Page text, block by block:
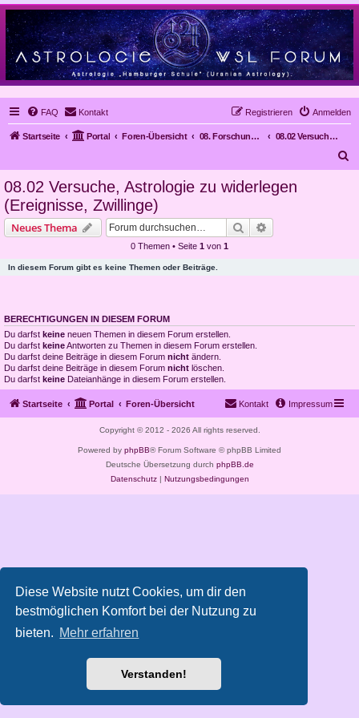
Diese Website nutzt Cookies, um dir den
bestmöglichen Komfort bei der Nutzung zu
bieten. Mehr erfahren
Verstanden!
FAQ Kontakt Anmelden
Registrieren
Startseite Portal Foren-Übersicht 08. Forschungsergebnisse
08.02 Versuche, Astrologie zu widerlegen (Ereignisse, Zwillinge)
08.02 Versuche, Astrologie zu widerlegen
(Ereignisse, Zwillinge)
Neues Thema Suche
0 Themen • Seite 1 von 1
In diesem Forum gibt es keine Themen oder Beiträge.
BERECHTIGUNGEN IN DIESEM FORUM
Du darfst keine neuen Themen in diesem Forum erstellen.
Du darfst keineAntworten zu Themen in diesem Forum erstellen.
Du darfst deine Beiträge in diesem Forum nicht ändern.
Du darfst deine Beiträge in diesem Forum nicht löschen.
Du darfst keine Dateianhänge in diesem Forum erstellen.
Startseite Portal Foren-Übersicht Impressum
Kontakt
Copyright © 2012 - 2026 All rights reserved.
Powered by phpBB® Forum Software © phpBB Limited
Deutsche Übersetzung durch phpBB.de
Datenschutz| Nutzungsbedingungen